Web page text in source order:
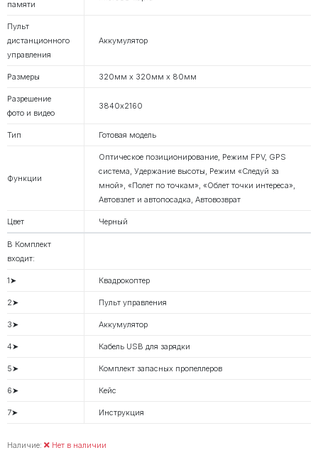
памяти
Пульт
дистанционного
управления
Аккумулятор
Размеры 320мм х 320мм х 80мм
Разрешение
фото и видео
3840х2160
Тип Готовая модель
Функции
Оптическое позиционирование, Режим FPV, GPS
система, Удержание высоты, Режим «Следуй за
мной», «Полет по точкам», «Облет точки интереса»,
Автовзлет и автопосадка, Автовозврат
Цвет Черный
В Комплект
входит:
1➤ Квадрокоптер
2➤ Пульт управления
3➤ Аккумулятор
4➤ Кабель USB для зарядки
5➤ Комплект запасных пропеллеров
6➤ Кейс
7➤ Инструкция
Наличие: Нет в наличии